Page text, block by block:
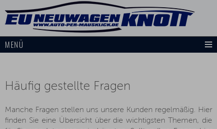
MENÜ
Häufig gestellte Fragen
Manche Fragen stellen uns unsere Kunden regelmäßig. Hier
finden Sie eine Übersicht über die wichtigsten Themen, die